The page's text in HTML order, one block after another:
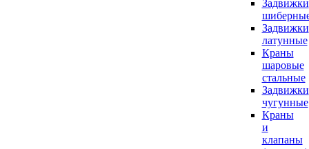
Задвижки
Задвижки
латунные
Краны
шаровые
стальные
Задвижки
чугунные
Краны
и
клапаны